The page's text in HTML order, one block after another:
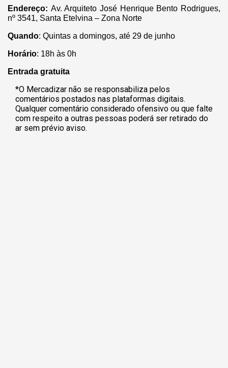
Endereço: Av. Arquiteto José Henrique Bento Rodrigues,
nº 3541, Santa Etelvina – Zona Norte
Quando: Quintas a domingos, até 29 de junho
Horário: 18h às 0h
Entrada gratuita
*O Mercadizar não se responsabiliza pelos
comentários postados nas plataformas digitais.
Qualquer comentário considerado ofensivo ou que falte
com respeito a outras pessoas poderá ser retirado do
ar sem prévio aviso.